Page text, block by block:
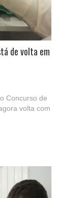
de volta em
Concurso de
volta com